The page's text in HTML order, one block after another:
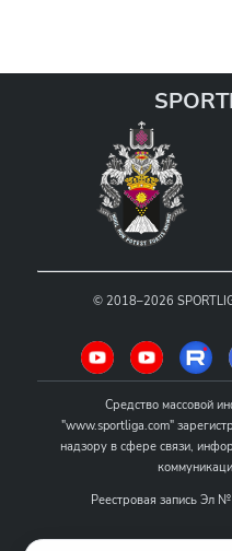
© 2018–2026
Средство массовой
"www.sportliga.com"
надзору в сфере связи,
Реестровая запись
Название -